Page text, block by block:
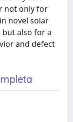
not only for
novel solar
also for a
and defect